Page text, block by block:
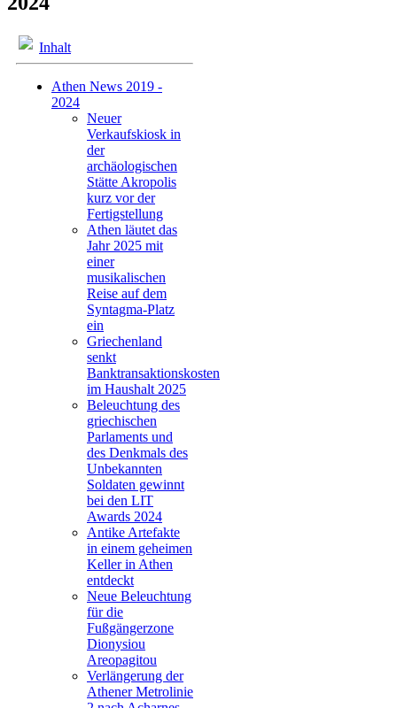
Inhalt
Athen News 2019 -
2024
Neuer
Verkaufskiosk in
der
archäologischen
Stätte Akropolis
kurz vor der
Fertigstellung
Athen läutet das
Jahr 2025 mit
einer
musikalischen
Reise auf dem
Syntagma-Platz
ein
Griechenland
senkt
Banktransaktionskosten
im Haushalt 2025
Beleuchtung des
griechischen
Parlaments und
des Denkmals des
Unbekannten
Soldaten gewinnt
bei den LIT
Awards 2024
Antike Artefakte
in einem geheimen
Keller in Athen
entdeckt
Neue Beleuchtung
für die
Fußgängerzone
Dionysiou
Areopagitou
Verlängerung der
Athener Metrolinie